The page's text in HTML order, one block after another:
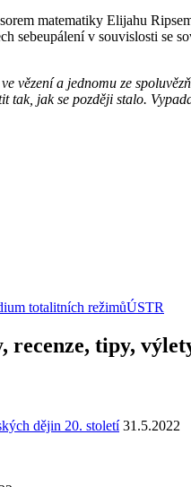
matematiky Elijahu
sebeupálení v souvislosti se
vězení a jednomu ze
jak se později stalo.
totalitních režimůÚSTR
recenze, tipy,
dějin 20. století 31.5.2022